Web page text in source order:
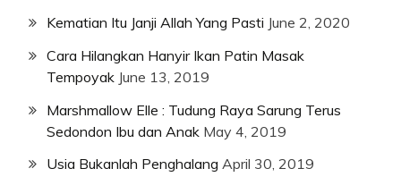
Kematian Itu Janji Allah Yang Pasti June 2, 2020
Cara Hilangkan Hanyir Ikan Patin Masak
Tempoyak June 13, 2019
Marshmallow Elle : Tudung Raya Sarung Terus
Sedondon Ibu dan Anak May 4, 2019
Usia Bukanlah Penghalang April 30, 2019